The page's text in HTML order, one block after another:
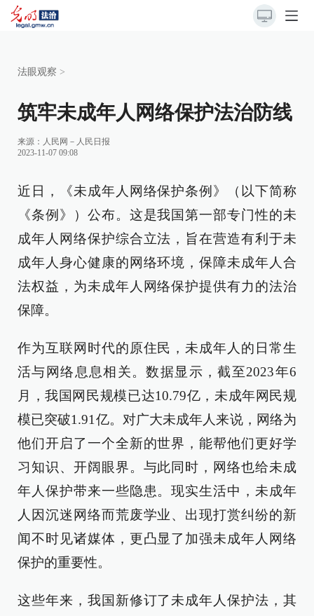
法眼观察 >
筑牢未成年人网络保护法治防线
来源： 人民网－人民日报
2023-11-07 09:08
近日，《未成年人网络保护条例》（以下简称
《条例》）公布。这是我国第一部专门性的未
成年人网络保护综合立法，旨在营造有利于未
成年人身心健康的网络环境，保障未成年人合
法权益，为未成年人网络保护提供有力的法治
保障。
作为互联网时代的原住民，未成年人的日常生
活与网络息息相关。数据显示，截至2023年6
月，我国网民规模已达10.79亿，未成年网民规
模已突破1.91亿。对广大未成年人来说，网络为
他们开启了一个全新的世界，能帮他们更好学
习知识、开阔眼界。与此同时，网络也给未成
年人保护带来一些隐患。现实生活中，未成年
人因沉迷网络而荒废学业、出现打赏纠纷的新
闻不时见诸媒体，更凸显了加强未成年人网络
保护的重要性。
这些年来，我国新修订了未成年人保护法，其